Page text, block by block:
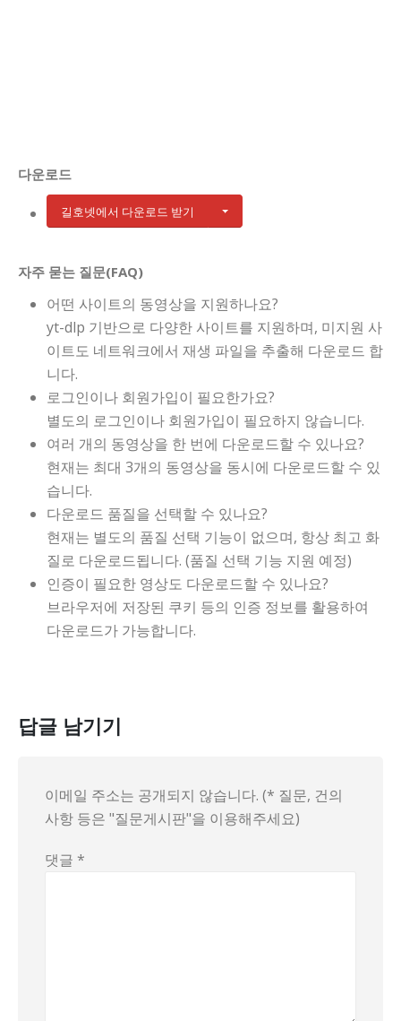
다운로드
길호넷에서 다운로드 받기
자주 묻는 질문(FAQ)
어떤 사이트의 동영상을 지원하나요?
yt-dlp 기반으로 다양한 사이트를 지원하며, 미지원 사
이트도 네트워크에서 재생 파일을 추출해 다운로드 합
니다.
로그인이나 회원가입이 필요한가요?
별도의 로그인이나 회원가입이 필요하지 않습니다.
여러 개의 동영상을 한 번에 다운로드할 수 있나요?
현재는 최대 3개의 동영상을 동시에 다운로드할 수 있
습니다.
다운로드 품질을 선택할 수 있나요?
현재는 별도의 품질 선택 기능이 없으며, 항상 최고 화
질로 다운로드됩니다. (품질 선택 기능 지원 예정)
인증이 필요한 영상도 다운로드할 수 있나요?
브라우저에 저장된 쿠키 등의 인증 정보를 활용하여
다운로드가 가능합니다.
답글 남기기
이메일 주소는 공개되지 않습니다. (* 질문, 건의
사항 등은 "질문게시판"을 이용해주세요)
댓글 *